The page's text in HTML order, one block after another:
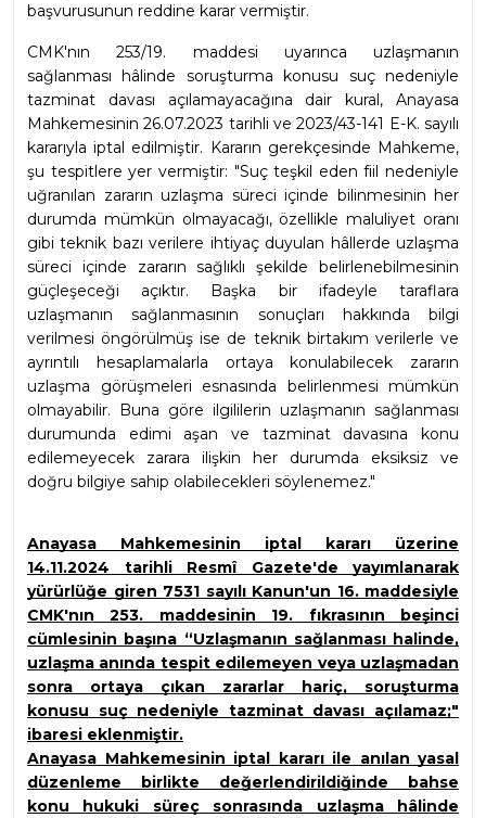
başvurusunun reddine karar vermiştir.
CMK'nın 253/19. maddesi uyarınca uzlaşmanın
sağlanması hâlinde soruşturma konusu suç nedeniyle
tazminat davası açılamayacağına dair kural, Anayasa
Mahkemesinin 26.07.2023 tarihli ve 2023/43-141 E-K. sayılı
kararıyla iptal edilmiştir. Kararın gerekçesinde Mahkeme,
şu tespitlere yer vermiştir: "Suç teşkil eden fiil nedeniyle
uğranılan zararın uzlaşma süreci içinde bilinmesinin her
durumda mümkün olmayacağı, özellikle maluliyet oranı
gibi teknik bazı verilere ihtiyaç duyulan hâllerde uzlaşma
süreci içinde zararın sağlıklı şekilde belirlenebilmesinin
güçleşeceği açıktır. Başka bir ifadeyle taraflara
uzlaşmanın sağlanmasının sonuçları hakkında bilgi
verilmesi öngörülmüş ise de teknik birtakım verilerle ve
ayrıntılı hesaplamalarla ortaya konulabilecek zararın
uzlaşma görüşmeleri esnasında belirlenmesi mümkün
olmayabilir. Buna göre ilgililerin uzlaşmanın sağlanması
durumunda edimi aşan ve tazminat davasına konu
edilemeyecek zarara ilişkin her durumda eksiksiz ve
doğru bilgiye sahip olabilecekleri söylenemez."
Anayasa Mahkemesinin iptal kararı üzerine
14.11.2024 tarihli Resmî Gazete'de yayımlanarak
yürürlüğe giren 7531 sayılı Kanun'un 16. maddesiyle
CMK'nın 253. maddesinin 19. fıkrasının beşinci
cümlesinin başına “Uzlaşmanın sağlanması halinde,
uzlaşma anında tespit edilemeyen veya uzlaşmadan
sonra ortaya çıkan zararlar hariç, soruşturma
konusu suç nedeniyle tazminat davası açılamaz;"
ibaresi eklenmiştir.
Anayasa Mahkemesinin iptal kararı ile anılan yasal
düzenleme birlikte değerlendirildiğinde bahse
konu hukuki süreç sonrasında uzlaşma hâlinde